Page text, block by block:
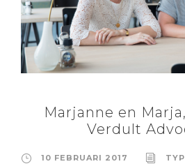
Marjanne en
Verdult
10 FEBRUARI 2017